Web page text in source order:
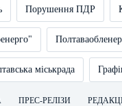
Порушення ПДР
міськрада
ПРЕС-РЕЛІЗИ